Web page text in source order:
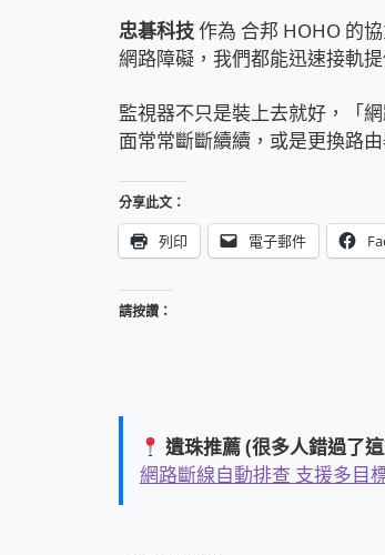
忠碁科技作為 合邦 HOHO 的
網路障礙，我們都能迅速接軌提
監視器不只是裝上去就好，「
面常常斷斷續續，或是更換路
分享此文：
列印 電子郵件
請按讚：
遺珠推薦 (很多人錯過了
網路斷線自動排查 支援多目